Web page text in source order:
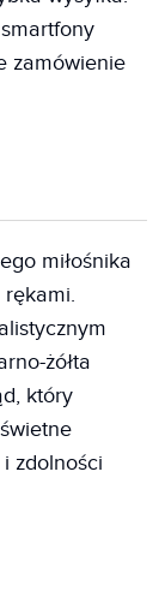
zamówienie
miłośnika
rękami.
żółta
który
zdolności